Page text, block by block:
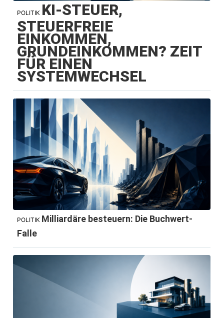
POLITIK KI-STEUER,
STEUERFREIE
EINKOMMEN,
GRUNDEINKOMMEN? ZEIT
FÜR EINEN
SYSTEMWECHSEL
POLITIK Milliardäre besteuern: Die Buchwert-
Falle